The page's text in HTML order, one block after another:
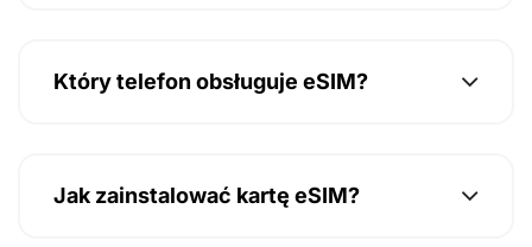
Który telefon obsługuje eSIM?
Jak zainstalować kartę eSIM?